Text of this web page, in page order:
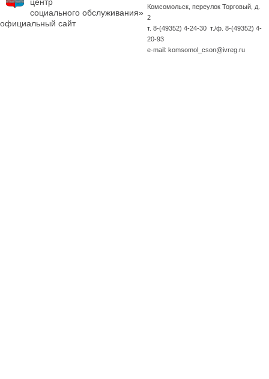
социального обслуживания»
официальный сайт
Комсомольск, переулок Торговый, д.
2
т. 8-(49352) 4-24-30 т./ф. 8-(49352) 4-
20-93
e-mail: komsomol_cson@ivreg.ru